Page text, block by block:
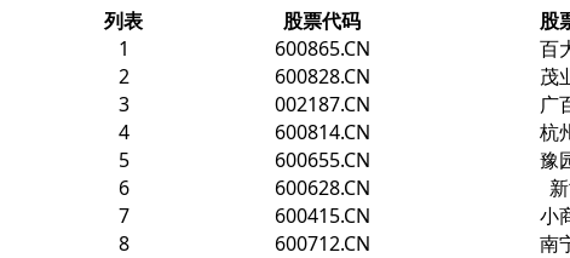
列表
股票代码 股
1
600865.CN 百
2
600828.CN 茂
3
002187.CN 广
4
600814.CN 杭
5
600655.CN 豫
6
600628.CN
7
600415.CN 小
8
600712.CN 南